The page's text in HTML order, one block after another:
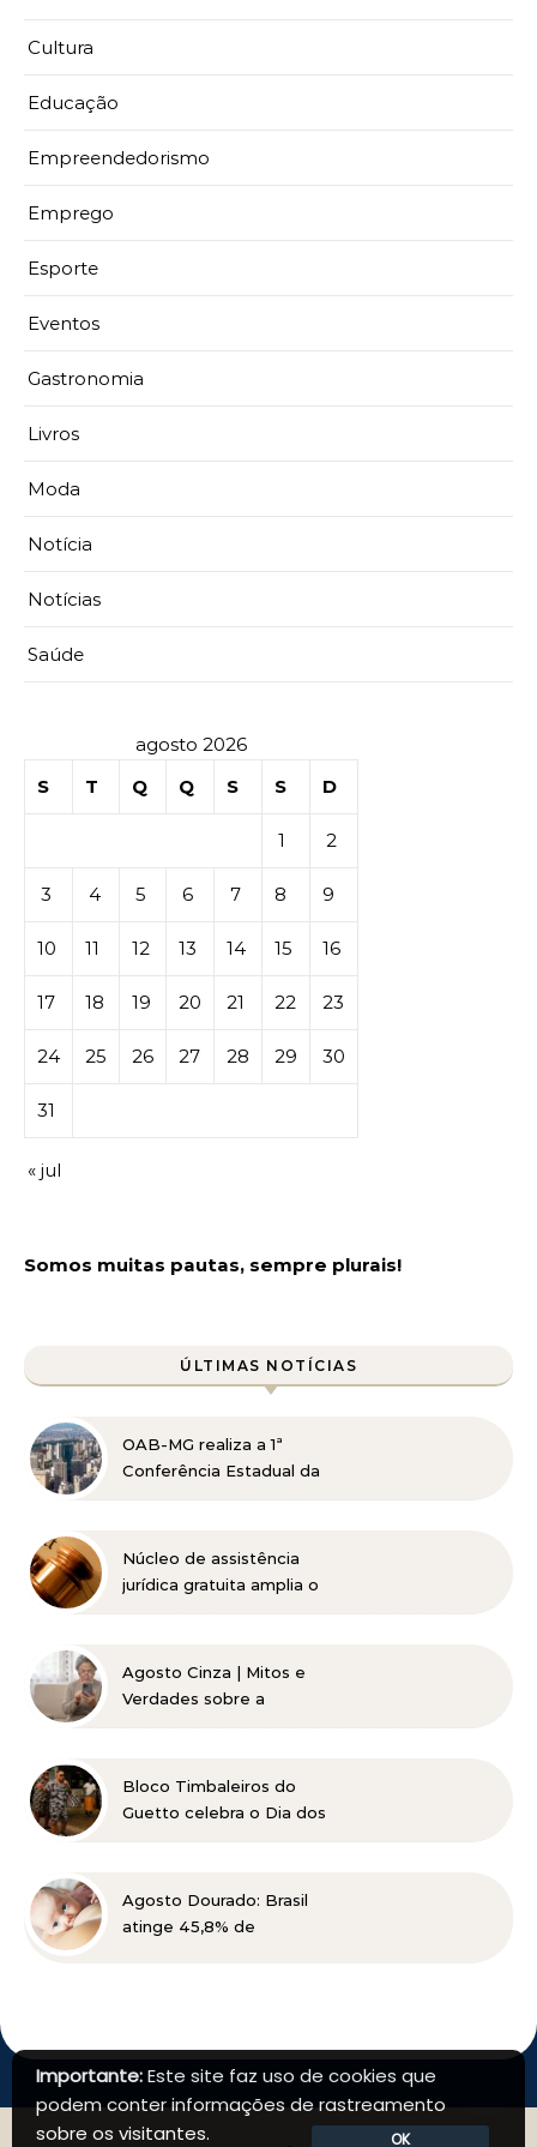
Cultura
Educação
Empreendedorismo
Emprego
Esporte
Eventos
Gastronomia
Livros
Moda
Notícia
Notícias
Saúde
agosto 2026
S
T Q Q S S D
1 2
3 4 5 6 7 8 9
10 11 12 13 14 15 16
17 18 19 20 21 22 23
24 25 26 27 28 29 30
31
« jul
Somos muitas pautas, sempre plurais!
ÚLTIMAS NOTÍCIAS
OAB-MG realiza a 1ª
Conferência Estadual da
referência nacional
Núcleo de assistência
jurídica gratuita amplia o
Agosto Cinza | Mitos e
Verdades sobre a
Bloco Timbaleiros do
Guetto celebra o Dia dos
Horizonte
Agosto Dourado: Brasil
atinge 45,8% de
Importante:Este site faz uso de cookies que
podem conter informações de rastreamento
sobre os visitantes.
OK